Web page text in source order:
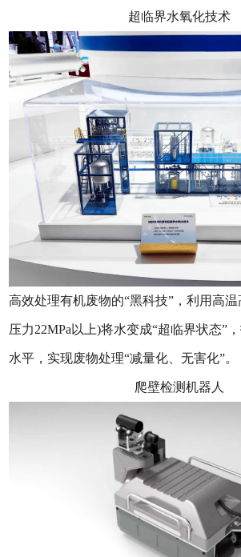
超临界水氧化技术
高效处理有机废物的“黑科技”，利用高温
压力22MPa以上)将水变成“超临界状态”
水平，实现废物处理“减量化、无害化”。
爬壁检测机器人